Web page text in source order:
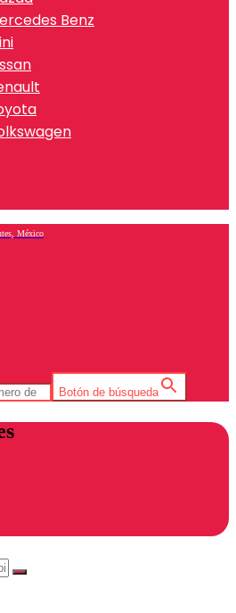
Benz
México
Botón de búsqueda